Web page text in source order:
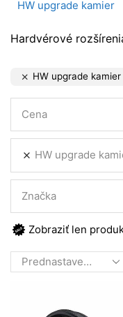
HW upgrade kamier
Hardvérové
HW upgrade kamier
Cena
HW upgrade
Značka
Zobraziť len